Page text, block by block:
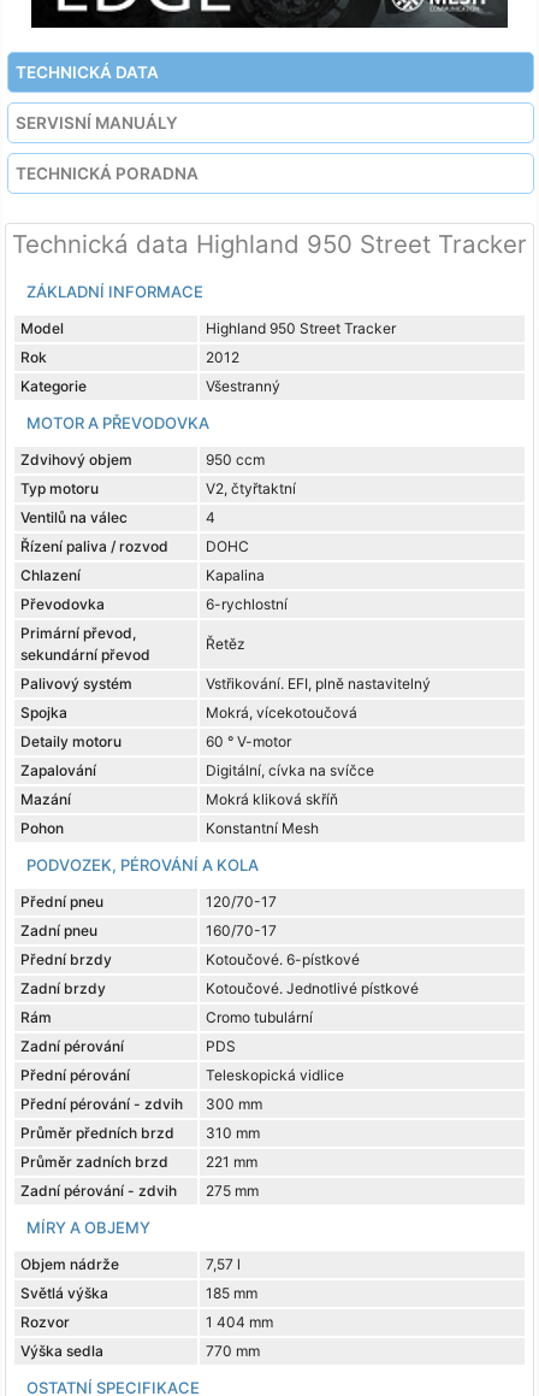
TECHNICKÁ DATA
SERVISNÍ MANUÁLY
TECHNICKÁ PORADNA
Technická data Highland 950 Street Tracker
ZÁKLADNÍ INFORMACE
Model
Highland 950 Street Tracker
Rok
2012
Kategorie
Všestranný
MOTOR A PŘEVODOVKA
Zdvihový objem
950 ccm
Typ motoru
V2, čtyřtaktní
Ventilů na válec
4
Řízení paliva / rozvod
DOHC
Chlazení
Kapalina
Převodovka
6-rychlostní
Primární převod,
sekundární převod
Řetěz
Palivový systém
Vstřikování. EFI, plně nastavitelný
Spojka
Mokrá, vícekotoučová
Detaily motoru
60 ° V-motor
Zapalování
Digitální, cívka na svíčce
Mazání
Mokrá kliková skříň
Pohon
Konstantní Mesh
PODVOZEK, PÉROVÁNÍ A KOLA
Přední pneu
120/70-17
Zadní pneu
160/70-17
Přední brzdy
Kotoučové. 6-pístkové
Zadní brzdy
Kotoučové. Jednotlivé pístkové
Rám
Cromo tubulární
Zadní pérování
PDS
Přední pérování
Teleskopická vidlice
Přední pérování - zdvih
300 mm
Průměr předních brzd
310 mm
Průměr zadních brzd
221 mm
Zadní pérování - zdvih
275 mm
MÍRY A OBJEMY
Objem nádrže
7,57 l
Světlá výška
185 mm
Rozvor
1 404 mm
Výška sedla
770 mm
OSTATNÍ SPECIFIKACE